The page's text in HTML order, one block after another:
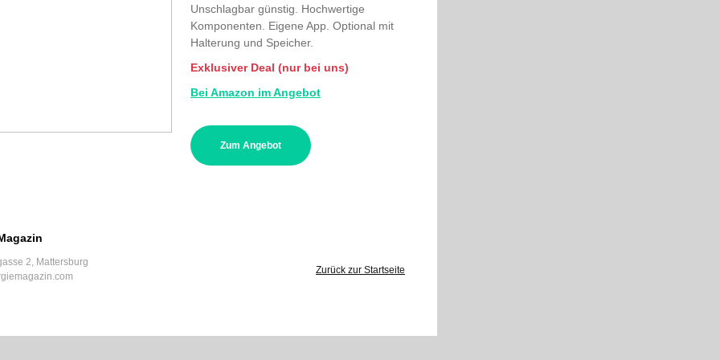
Unschlagbar günstig. Hochwertige
Komponenten. Eigene App. Optional mit
Halterung und Speicher.
Exklusiver Deal (nur bei uns)
Bei Amazon im Angebot
Zum Angebot
2, Mattersburg
Zurück zur Startseite